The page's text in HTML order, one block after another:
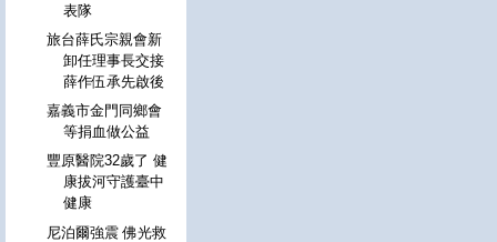
表隊
旅台薛氏宗親會新
卸任理事長交接
薛作伍承先啟後
嘉義市金門同鄉會
等捐血做公益
豐原醫院32歲了 健
康拔河守護臺中
健康
尼泊爾強震 佛光救